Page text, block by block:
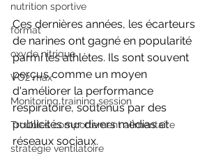
nutrition sportive
format
oxyde nitrique
VO2 max
Monitoring training session
Troubles comportement alimentaire
stratégie ventilatoire
Ces dernières années, les écarteurs
de narines ont gagné en popularité
parmi les athlètes. Ils sont souvent
perçus comme un moyen
d'améliorer la performance
respiratoire, soutenus par des
publicités sur divers médias et
réseaux sociaux.